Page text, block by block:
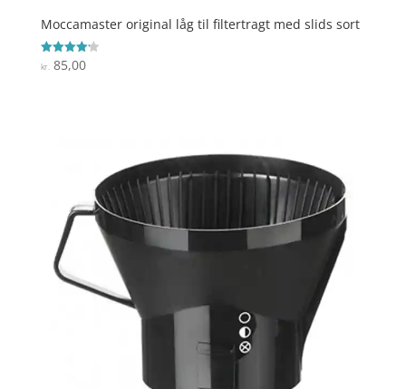
Moccamaster original låg til filtertragt med slids sort
Vurderet
4.2
kr.85,00